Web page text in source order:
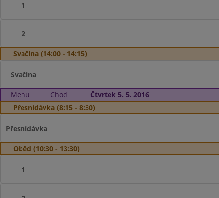
1
2
Svačina (14:00 - 14:15)
Svačina
Menu Chod
Čtvrtek 5. 5. 2016
Přesnídávka (8:15 - 8:30)
Přesnídávka
Oběd (10:30 - 13:30)
1